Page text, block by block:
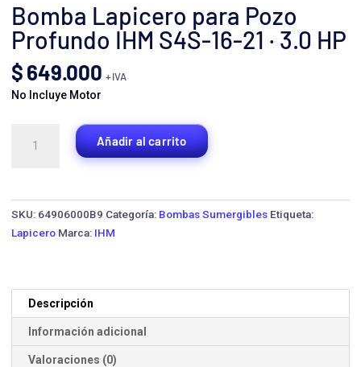
Bomba Lapicero para Pozo
Profundo IHM S4S-16-21 · 3.0 HP
$649.000 + IVA
No Incluye Motor
Lapicero
S4S-
3.0
cantidad
Añadir al carrito
SKU: 64906000B9 Categoría: Bombas Sumergibles Etiqueta:
Lapicero Marca: IHM
Descripción
Información adicional
Valoraciones (0)